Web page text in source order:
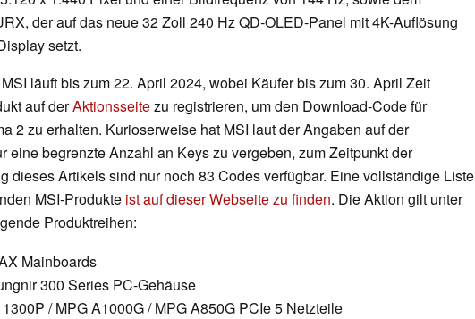
der auf das neue 32 Zoll 240 Hz QD-OLED-Panel mit 4K-Auflösung
setzt.
läuft bis zum 22. April 2024, wobei Käufer bis zum 30. April Zeit
auf derAktionsseitezu registrieren, um den Download-Code für
2 zu erhalten. Kurioserweise hat MSI laut der Angaben auf der
eine begrenzte Anzahl an Keys zu vergeben, zum Zeitpunkt der
dieses Artikels sind nur noch 83 Codes verfügbar. Eine vollständige Liste
MSI-Produkte ist auf dieser Webseite zu finden. Die Aktion gilt unter
Produktreihen:
Mainboards
300 Series PC-Gehäuse
/ MPG A1000G / MPG A850G PCIe 5 Netzteile